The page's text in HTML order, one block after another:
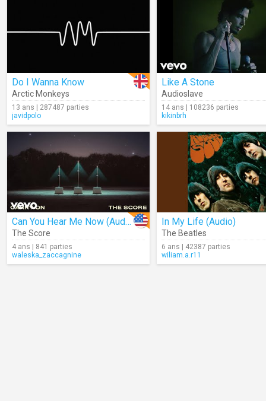
Do I Wanna Know
Arctic Monkeys
13 ans | 287487 parties
javidpolo
Like A Stone
Audioslave
14 ans | 108236 parties
kikinbrh
Can You Hear Me Now (Audio)
The Score
4 ans | 841 parties
waleska_zaccagnine
In My Life (Audio)
The Beatles
6 ans | 42387 parties
wiliam.a.r11